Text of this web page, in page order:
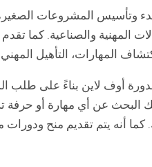
المشروعات الصغيرة،
المهنية والصناعية. كما
المهارات، التأهيل
أوف لاين بناءً على
البحث عن أي مهارة أو حرفة
أنه يتم تقديم منح ودورات